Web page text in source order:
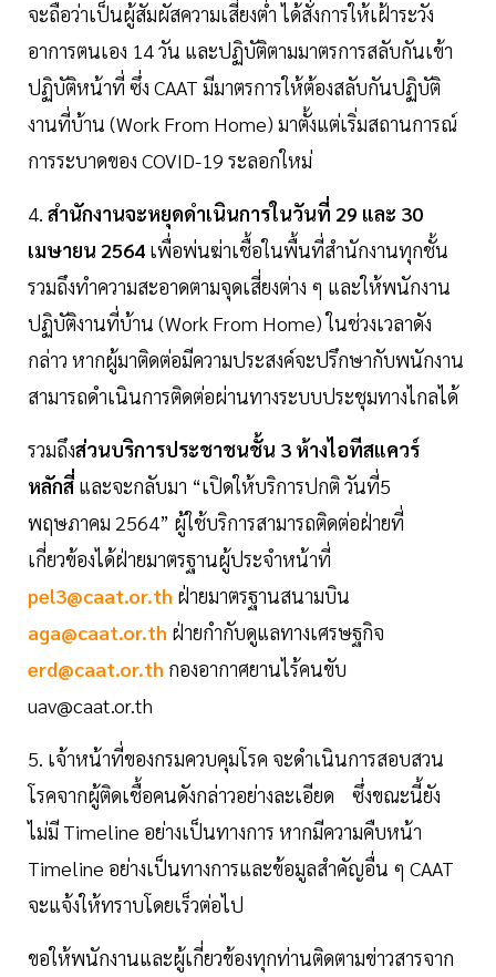
จะถือว่าเป็นผู้สัมผัสความเสี่ยงต่ำ ได้สั่งการให้เฝ้าระวัง
อาการตนเอง 14 วัน และปฏิบัติตามมาตรการสลับกันเข้า
ปฏิบัติหน้าที่ ซึ่ง CAAT มีมาตรการให้ต้องสลับกันปฏิบัติ
งานที่บ้าน (Work From Home) มาตั้งแต่เริ่มสถานการณ์
การระบาดของ COVID-19 ระลอกใหม่
4. สำนักงานจะหยุดดำเนินการในวันที่ 29 และ 30
เมษายน 2564 เพื่อพ่นฆ่าเชื้อในพื้นที่สำนักงานทุกชั้น
รวมถึงทำความสะอาดตามจุดเสี่ยงต่าง ๆ และให้พนักงาน
ปฏิบัติงานที่บ้าน (Work From Home) ในช่วงเวลาดัง
กล่าว หากผู้มาติดต่อมีความประสงค์จะปรึกษากับพนักงาน
สามารถดำเนินการติดต่อผ่านทางระบบประชุมทางไกลได้
รวมถึงส่วนบริการประชาชนชั้น 3 ห้างไอทีสแควร์
หลักสี่ และจะกลับมา “เปิดให้บริการปกติ วันที่5
พฤษภาคม 2564” ผู้ใช้บริการสามารถติดต่อฝ่ายที่
เกี่ยวข้องได้ฝ่ายมาตรฐานผู้ประจำหน้าที่
pel3@caat.or.th ฝ่ายมาตรฐานสนามบิน
aga@caat.or.th ฝ่ายกำกับดูแลทางเศรษฐกิจ
erd@caat.or.th กองอากาศยานไร้คนขับ
uav@caat.or.th
5. เจ้าหน้าที่ของกรมควบคุมโรค จะดำเนินการสอบสวน
โรคจากผู้ติดเชื้อคนดังกล่าวอย่างละเอียด ซึ่งขณะนี้ยัง
ไม่มี Timeline อย่างเป็นทางการ หากมีความคืบหน้า
Timeline อย่างเป็นทางการและข้อมูลสำคัญอื่น ๆ CAAT
จะแจ้งให้ทราบโดยเร็วต่อไป
ขอให้พนักงานและผู้เกี่ยวข้องทุกท่านติดตามข่าวสารจาก